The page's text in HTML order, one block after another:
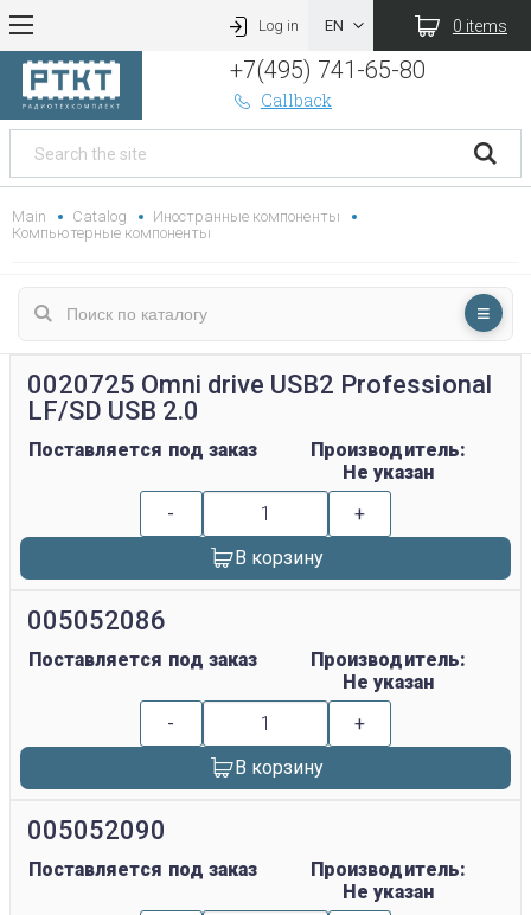
Log in 0 items
+7(495) 741-65-80
Callback
Main Catalog
Иностранные компоненты
Компьютерные компоненты
0020725 Omni drive USB2 Professional
LF/SD USB 2.0
Поставляется под заказ
Производитель:
Не указан
-
+
В корзину
005052086
Поставляется под заказ
Производитель:
Не указан
-
+
В корзину
005052090
Поставляется под заказ
Производитель:
Не указан